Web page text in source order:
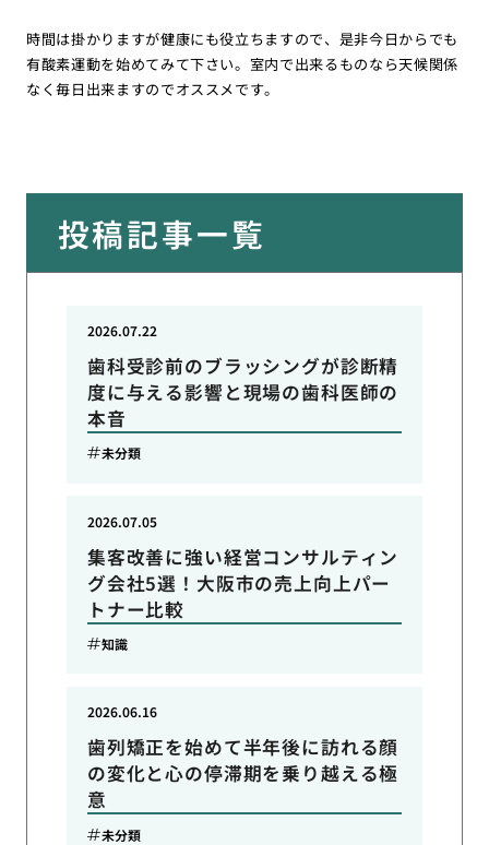
時間は掛かりますが健康にも役立ちますので、是非今日からでも
有酸素運動を始めてみて下さい。室内で出来るものなら天候関係
なく毎日出来ますのでオススメです。
投稿記事一覧
歯科受診前のブラッシングが診断精
度に与える影響と現場の歯科医師の
本音
2026.07.22
未分類
集客改善に強い経営コンサルティン
グ会社5選！大阪市の売上向上パー
トナー比較
2026.07.05
知識
歯列矯正を始めて半年後に訪れる顔
の変化と心の停滞期を乗り越える極
意
2026.06.16
未分類